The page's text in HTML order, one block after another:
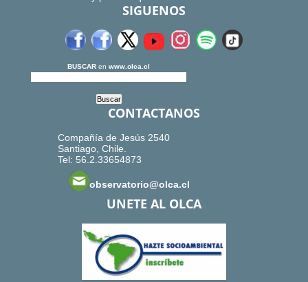
SIGUENOS
BUSCAR en www.olca.cl
CONTACTANOS
Compañía de Jesús 2540
Santiago, Chile.
Tel: 56.2.33654873
observatorio@olca.cl
UNETE AL OLCA